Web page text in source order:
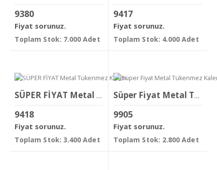
9380
Fiyat sorunuz.
Toplam Stok: 7.000 Adet
9417
Fiyat sorunuz.
Toplam Stok: 4.000 Adet
SÜPER FİYAT Metal Tükenmez Kalem
9418
Fiyat sorunuz.
Toplam Stok: 3.400 Adet
Süper Fiyat Metal Tükenmez Kalem
9905
Fiyat sorunuz.
Toplam Stok: 2.800 Adet